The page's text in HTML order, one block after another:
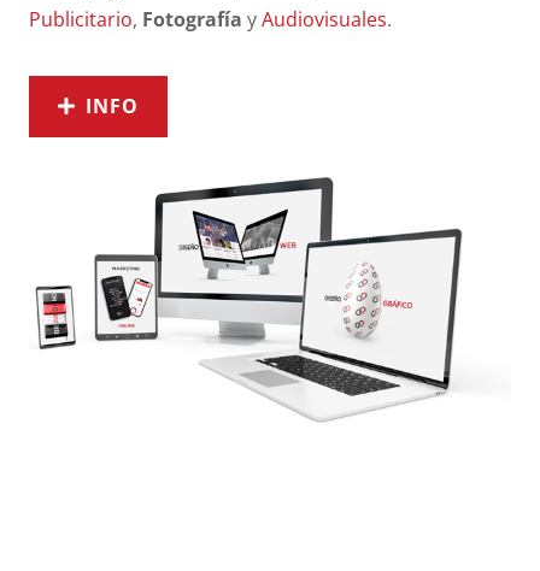
Publicitario, Fotografía yAudiovisuales.
INFO